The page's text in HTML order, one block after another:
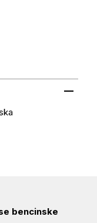
bencinske